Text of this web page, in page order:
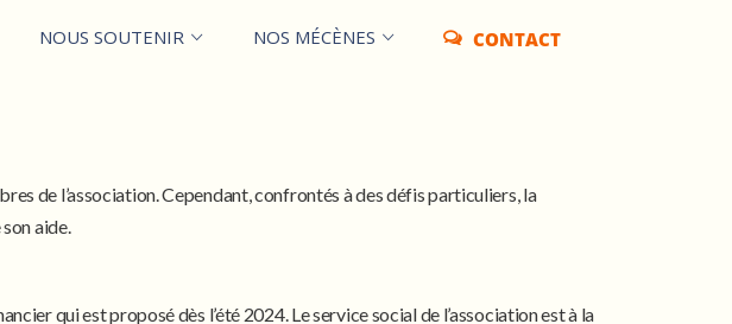
NOUS SOUTENIR NOS MÉCÈNES CONTACT
de l’association. Cependant, confrontés à des défis particuliers, la
aide.
qui est proposé dès l’été 2024. Le service social de l’association est à la